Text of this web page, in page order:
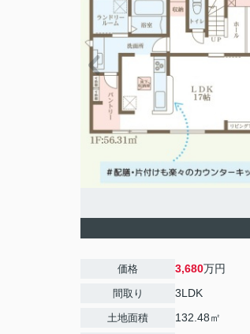
価格 3,680万円
間取り 3LDK
土地面積 132.48㎡